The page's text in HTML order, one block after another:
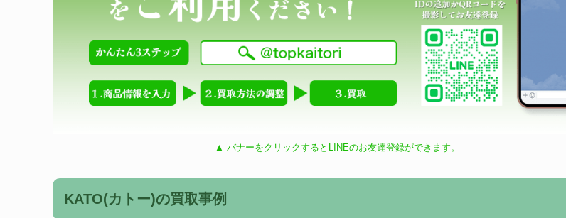
▲ バナーをクリックするとLINEのお友達登録ができます。
KATO(カトー)の買取事例